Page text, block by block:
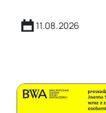
11.08.2026